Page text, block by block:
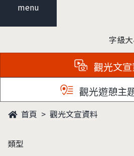
menu
字級
觀光文
觀光遊憩主
首頁 觀光文宣資料
類型